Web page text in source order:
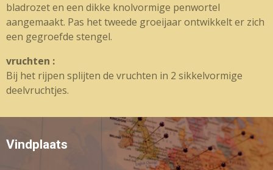
bladrozet en een dikke knolvormige penwortel
aangemaakt. Pas het tweede groeijaar ontwikkelt er zich
een gegroefde stengel.
vruchten :
Bij het rijpen splijten de vruchten in 2 sikkelvormige
deelvruchtjes.
Vindplaats